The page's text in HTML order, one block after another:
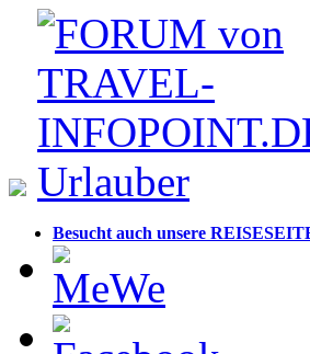
Besucht auch unsere